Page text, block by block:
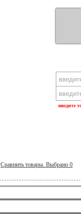
вводите
Сравнить товары. Выбрано 0